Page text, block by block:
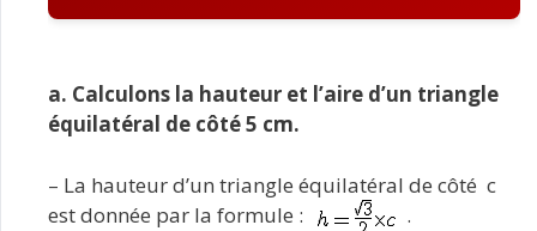
a. Calculons la hauteur et l’aire d’un triangle
équilatéral de côté 5 cm.
– La hauteur d’un triangle équilatéral de côté c
est donnée par la formule :
.